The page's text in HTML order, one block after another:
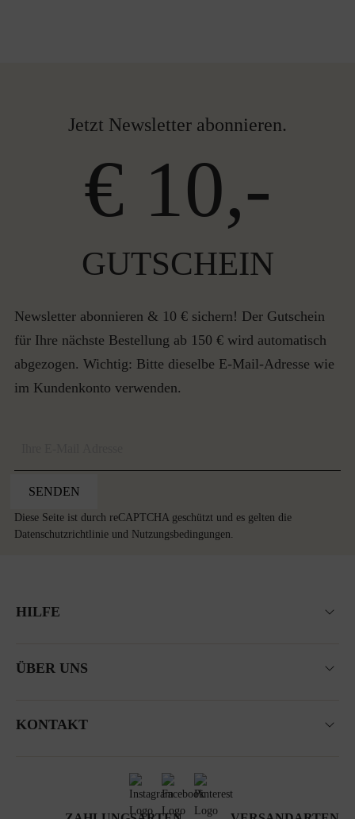
Jetzt Newsletter abonnieren.
€ 10,-
GUTSCHEIN
Newsletter abonnieren & 10 € sichern! Der Gutschein
für Ihre nächste Bestellung ab 150 € wird automatisch
abgezogen. Wichtig: Bitte dieselbe E-Mail-Adresse wie
im Kundenkonto verwenden.
SENDEN
Diese Seite ist durch reCAPTCHA geschützt und es gelten die
Datenschutzrichtlinie und Nutzungsbedingungen.
HILFE
ÜBER UNS
KONTAKT